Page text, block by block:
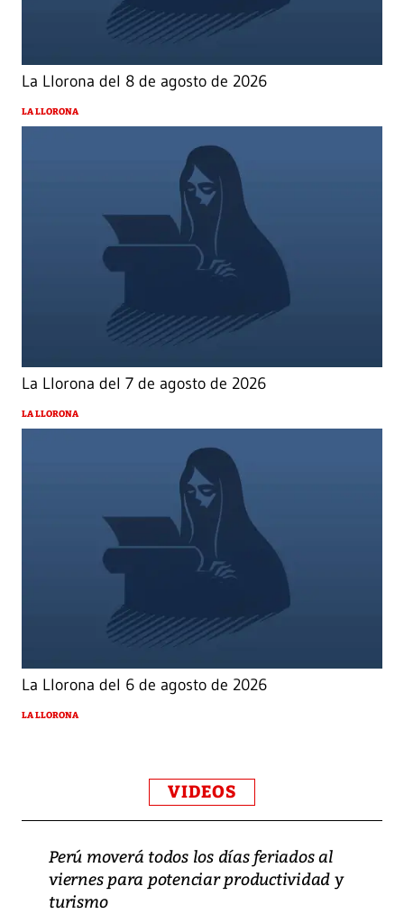
La Llorona del 8 de agosto de 2026
LA LLORONA
La Llorona del 7 de agosto de 2026
LA LLORONA
La Llorona del 6 de agosto de 2026
LA LLORONA
VIDEOS
Perú moverá todos los días feriados al
viernes para potenciar productividad y
turismo